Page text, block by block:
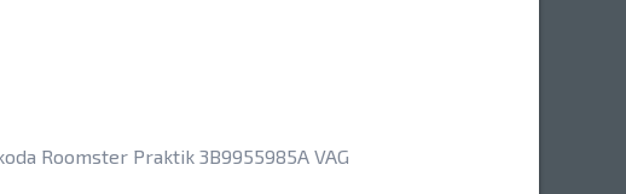
Roomster Praktik 3B9955985A VAG